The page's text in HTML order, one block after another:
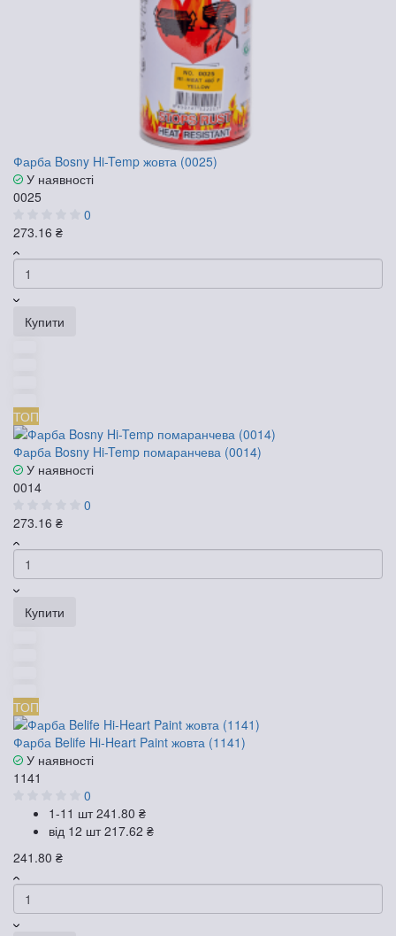
Фарба Bosny Hi-Temp жовта (0025)
У наявності
0025
0
273.16 ₴
Купити
ТОП
Фарба Bosny Hi-Temp помаранчева (0014)
У наявності
0014
0
273.16 ₴
Купити
ТОП
Фарба Belife Hi-Heart Paint жовта (1141)
У наявності
1141
0
1-11 шт241.80 ₴
від 12 шт217.62 ₴
241.80 ₴